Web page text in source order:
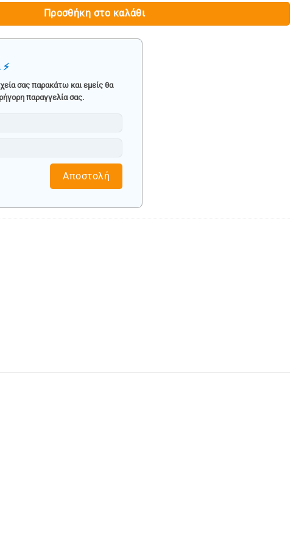
Προσθήκη στο καλάθι
σας παρακάτω και εμείς θα
παραγγελία σας.
Αποστολή